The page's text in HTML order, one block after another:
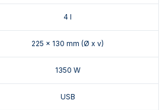
4 l
225 x 130 mm (Ø x v)
1350 W
USB